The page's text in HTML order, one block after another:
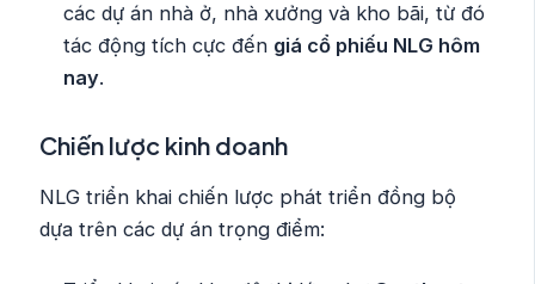
các dự án nhà ở, nhà xưởng và kho bãi, từ đó
tác động tích cực đến giá cổ phiếu NLG hôm
nay.
Chiến lược kinh doanh
NLG triển khai chiến lược phát triển đồng bộ
dựa trên các dự án trọng điểm: